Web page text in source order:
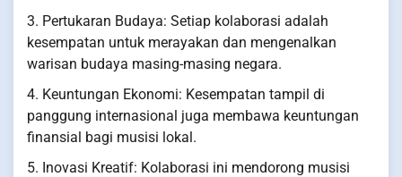
3. Pertukaran Budaya: Setiap kolaborasi adalah
kesempatan untuk merayakan dan mengenalkan
warisan budaya masing-masing negara.
4. Keuntungan Ekonomi: Kesempatan tampil di
panggung internasional juga membawa keuntungan
finansial bagi musisi lokal.
5. Inovasi Kreatif: Kolaborasi ini mendorong musisi